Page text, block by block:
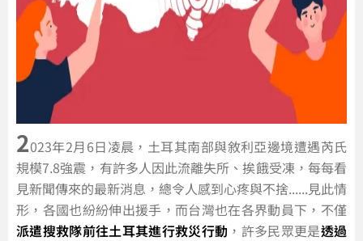
2023年2月6日凌晨，土耳其南部與敘利亞邊境遭遇芮氏
規模7.8強震，有許多人因此流離失所、挨餓受凍，每每看
見新聞傳來的最新消息，總令人感到心疼與不捨......見此情
形，各國也紛紛伸出援手，而台灣也在各界動員下，不僅
派遣搜救隊前往土耳其進行救災行動 ，許多民眾更是透過